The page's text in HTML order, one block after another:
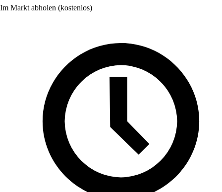
Im Markt abholen (kostenlos)